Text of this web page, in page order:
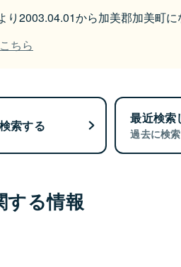
り2003.04.01から加美郡加美町に
ちら
索する 最近検索
過去に検
する情報